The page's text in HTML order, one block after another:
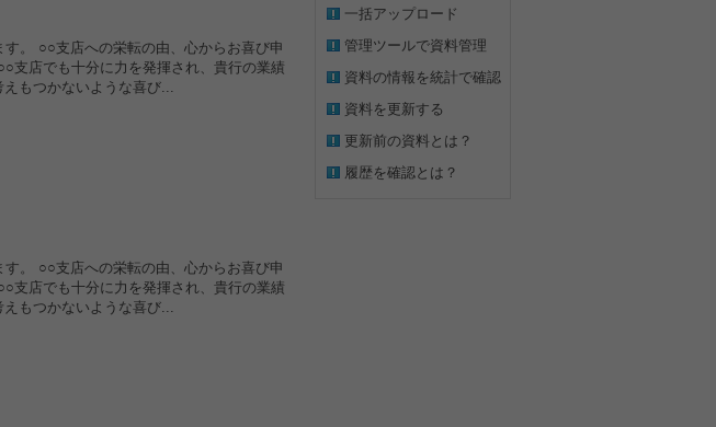
。 ○○支店への栄転の由、心からお喜び申
支店でも十分に力を発揮され、貴行の業績
もつかないような喜び...
。 ○○支店への栄転の由、心からお喜び申
支店でも十分に力を発揮され、貴行の業績
もつかないような喜び...
一括アップロード
管理ツールで資料管理
資料の情報を統計で確認
資料を更新する
更新前の資料とは？
履歴を確認とは？